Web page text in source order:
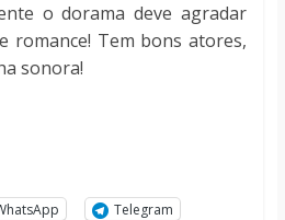
o dorama deve agradar
romance! Tem bons atores,
sonora!
Telegram